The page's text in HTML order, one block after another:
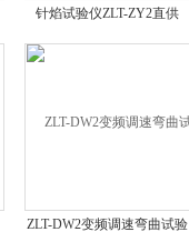
针焰试验仪ZLT-ZY2直供
ZLT-DW2变频调速弯曲试验